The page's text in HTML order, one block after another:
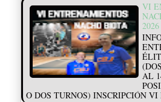
VI
2026
AL
O DOS TURNOS) INSCRIPCIÓN